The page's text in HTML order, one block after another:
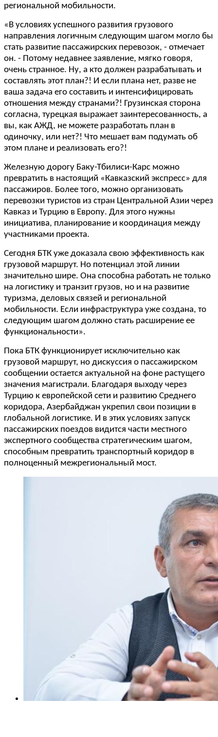
региональной мобильности.
«В условиях успешного развития грузового
направления логичным следующим шагом могло бы
стать развитие пассажирских перевозок, - отмечает
он. - Потому недавнее заявление, мягко говоря,
очень странное. Ну, а кто должен разрабатывать и
составлять этот план?! И если плана нет, разве не
ваша задача его составить и интенсифицировать
отношения между странами?! Грузинская сторона
согласна, турецкая выражает заинтересованность, а
вы, как АЖД, не можете разработать план в
одиночку, или нет?! Что мешает вам подумать об
этом плане и реализовать его?!
Железную дорогу Баку-Тбилиси-Карс можно
превратить в настоящий «Кавказский экспресс» для
пассажиров. Более того, можно организовать
перевозки туристов из стран Центральной Азии через
Кавказ и Турцию в Европу. Для этого нужны
инициатива, планирование и координация между
участниками проекта.
Сегодня БТК уже доказала свою эффективность как
грузовой маршрут. Но потенциал этой линии
значительно шире. Она способна работать не только
на логистику и транзит грузов, но и на развитие
туризма, деловых связей и региональной
мобильности. Если инфраструктура уже создана, то
следующим шагом должно стать расширение ее
функциональности».
Пока БТК функционирует исключительно как
грузовой маршрут, но дискуссия о пассажирском
сообщении остается актуальной на фоне растущего
значения магистрали. Благодаря выходу через
Турцию к европейской сети и развитию Среднего
коридора, Азербайджан укрепил свои позиции в
глобальной логистике. И в этих условиях запуск
пассажирских поездов видится части местного
экспертного сообщества стратегическим шагом,
способным превратить транспортный коридор в
полноценный межрегиональный мост.